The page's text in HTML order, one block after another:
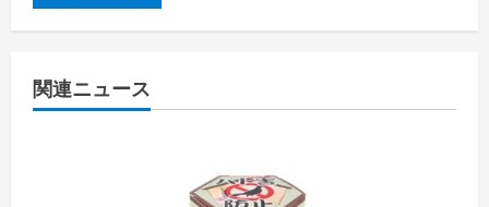
関連ニュース